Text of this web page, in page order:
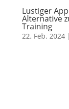
Lustiger
Alternative
Training
22. Feb. 2024|